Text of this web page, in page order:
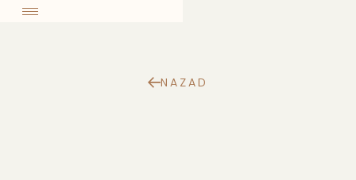
NAZAD